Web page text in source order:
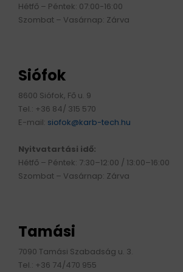
Hétfő – Péntek: 07:00-16:00
Szombat – Vasárnap: Zárva
Siófok
8600 Siófok, Fő u. 9
Tel.: +36 84/ 315 570
E-mail: siofok@karb-tech.hu
Nyitvatartási idő:
Hétfő – Péntek: 7:30–12:00 / 13:00–16:00
Szombat – Vasárnap: Zárva
Tamási
7090 Tamási Szabadság u. 3.
Tel.: +36 74/470 955